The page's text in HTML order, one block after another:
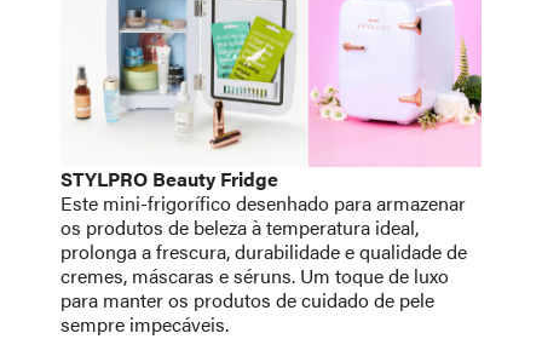
STYLPRO Beauty Fridge
Este mini-frigorífico desenhado para armazenar
os produtos de beleza à temperatura ideal,
prolonga a frescura, durabilidade e qualidade de
cremes, máscaras e séruns. Um toque de luxo
para manter os produtos de cuidado de pele
sempre impecáveis.